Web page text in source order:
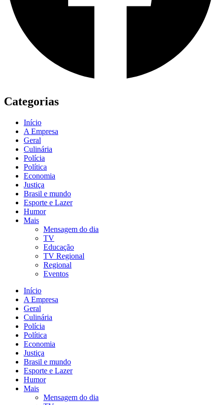
Categorias
Início
A Empresa
Geral
Culinária
Polícia
Política
Economia
Justiça
Brasil e mundo
Esporte e Lazer
Humor
Mais
Mensagem do dia
TV
Educação
TV Regional
Regional
Eventos
Início
A Empresa
Geral
Culinária
Polícia
Política
Economia
Justiça
Brasil e mundo
Esporte e Lazer
Humor
Mais
Mensagem do dia